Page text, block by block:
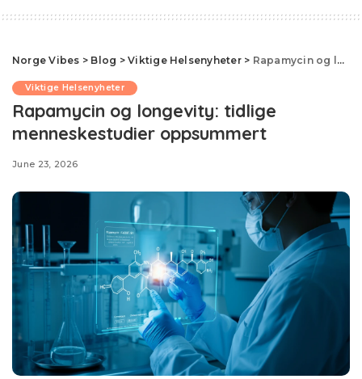
Norge Vibes > Blog >Viktige Helsenyheter> Rapamycin og longevity: tidlige menneskestudier oppsummert
Viktige Helsenyheter
Rapamycin og longevity: tidlige
menneskestudier oppsummert
June 23, 2026